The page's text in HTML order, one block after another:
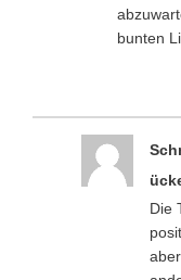
bunten
Die